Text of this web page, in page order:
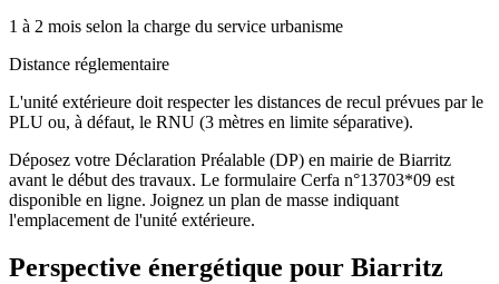
1 à 2 mois selon la charge du service urbanisme
Distance réglementaire
L'unité extérieure doit respecter les distances de recul prévues par le
PLU ou, à défaut, le RNU (3 mètres en limite séparative).
Déposez votre Déclaration Préalable (DP) en mairie de Biarritz
avant le début des travaux. Le formulaire Cerfa n°13703*09 est
disponible en ligne. Joignez un plan de masse indiquant
l'emplacement de l'unité extérieure.
Perspective énergétique pour Biarritz